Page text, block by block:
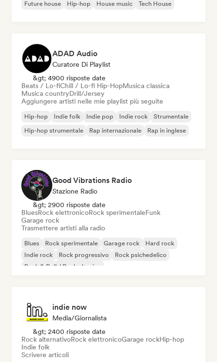
Future house
Hip-hop House music Tech House
ADAD Audio
Curatore Di Playlist
&gt; 4900 risposte date
Beats / Lo-fiChill / Lo-fi Hip-HopMusica classica
Musica countryDrill/Jersey
Aggiungere artisti nelle mie playlist più seguite
Hip-hop Indie folk Indie pop Indie rock
Strumentale
Hip-hop strumentale
Rap internazionale Rap in inglese
Good Vibrations Radio
Stazione Radio
&gt; 2900 risposte date
BluesRock elettronicoRock sperimentaleFunk
Garage rock
Trasmettere artisti alla radio
Blues Rock sperimentale Garage rock
Hard rock
Indie rock
Rock progressivo
Rock psichedelico
Rock & Roll / Rock classico
indie now
Media/Giornalista
&gt; 2400 risposte date
Rock alternativoRock elettronicoGarage rockHip-hop
Indie folk
Scrivere articoli